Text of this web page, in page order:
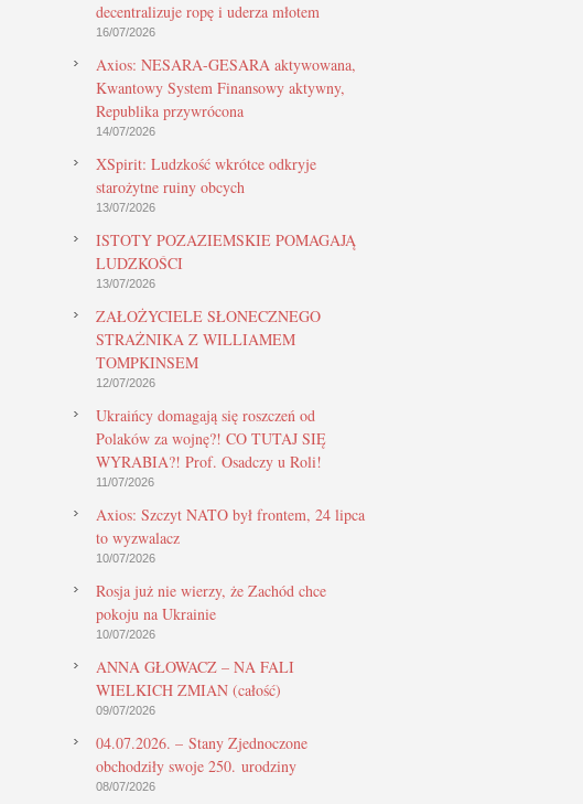
decentralizuje ropę i uderza młotem
16/07/2026
Axios: NESARA-GESARA aktywowana,
Kwantowy System Finansowy aktywny,
Republika przywrócona
14/07/2026
XSpirit: Ludzkość wkrótce odkryje
starożytne ruiny obcych
13/07/2026
ISTOTY POZAZIEMSKIE POMAGAJĄ
LUDZKOŚCI
13/07/2026
ZAŁOŻYCIELE SŁONECZNEGO
STRAŻNIKA Z WILLIAMEM
TOMPKINSEM
12/07/2026
Ukraińcy domagają się roszczeń od
Polaków za wojnę?! CO TUTAJ SIĘ
WYRABIA?! Prof. Osadczy u Roli!
11/07/2026
Axios: Szczyt NATO był frontem, 24 lipca
to wyzwalacz
10/07/2026
Rosja już nie wierzy, że Zachód chce
pokoju na Ukrainie
10/07/2026
ANNA GŁOWACZ – NA FALI
WIELKICH ZMIAN (całość)
09/07/2026
04.07.2026. – Stany Zjednoczone
obchodziły swoje 250. urodziny
08/07/2026